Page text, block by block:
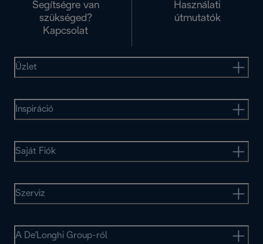
Segítségre van
szükséged?
Kapcsolat
Használati
útmutatók
Üzlet
Inspiráció
Saját Fiók
Szerviz
A De'Longhi Group-ról